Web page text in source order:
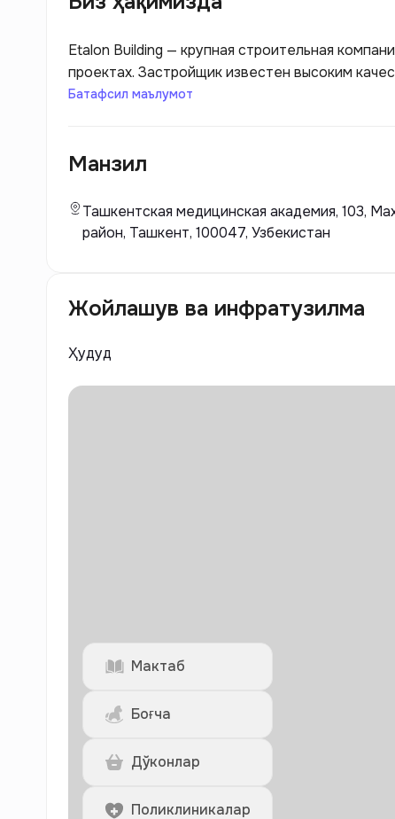
Etalon Building — крупная строительная
проектах. Застройщик известен высоким
архитектурными решениями и вниманием к
Батафсил маълумот
Манзил
Ташкентская медицинская академия, 103,
район, Ташкент, 100047, Узбекистан
Жойлашув ва инфратузилма
Ҳудуд
Мактаб
Боғча
Дўконлар
Поликлиникалар